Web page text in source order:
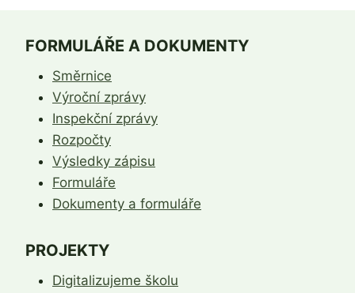
FORMULÁŘE A DOKUMENTY
Směrnice
Výroční zprávy
Inspekční zprávy
Rozpočty
Výsledky zápisu
Formuláře
Dokumenty a formuláře
PROJEKTY
Digitalizujeme školu